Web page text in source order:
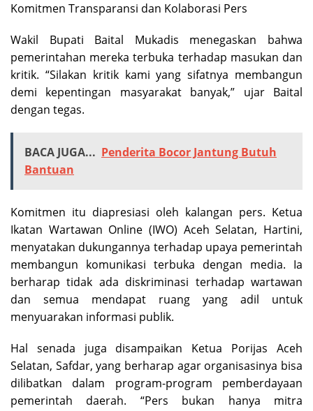
Komitmen Transparansi dan Kolaborasi Pers
Wakil Bupati Baital Mukadis menegaskan bahwa
pemerintahan mereka terbuka terhadap masukan dan
kritik. “Silakan kritik kami yang sifatnya membangun
demi kepentingan masyarakat banyak,” ujar Baital
dengan tegas.
BACA JUGA... Penderita Bocor Jantung Butuh
Bantuan
Komitmen itu diapresiasi oleh kalangan pers. Ketua
Ikatan Wartawan Online (IWO) Aceh Selatan, Hartini,
menyatakan dukungannya terhadap upaya pemerintah
membangun komunikasi terbuka dengan media. Ia
berharap tidak ada diskriminasi terhadap wartawan
dan semua mendapat ruang yang adil untuk
menyuarakan informasi publik.
Hal senada juga disampaikan Ketua Porijas Aceh
Selatan, Safdar, yang berharap agar organisasinya bisa
dilibatkan dalam program-program pemberdayaan
pemerintah daerah. “Pers bukan hanya mitra